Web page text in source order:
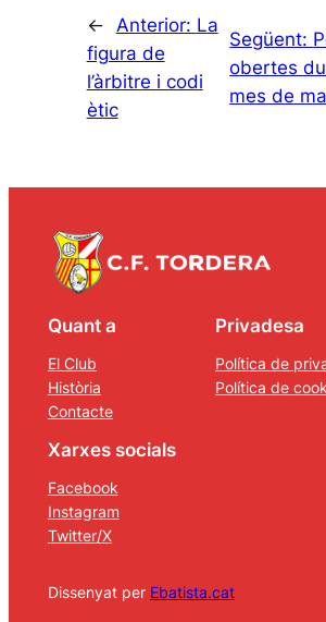
← Anterior: La
figura de
l’àrbitre i codi
ètic
Següent:
obertes
mes de
Quant a
El Club
Història
Contacte
Privadesa
Política de
Política de
Xarxes socials
Facebook
Instagram
Twitter/X
Dissenyat per Ebatista.cat